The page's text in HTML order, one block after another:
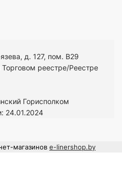
д. 127, пом. В29
реестре/Реестре
Горисполком
24.01.2024
магазинов e-linershop.by